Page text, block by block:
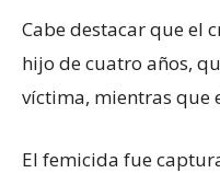
Cabe destacar que el
hijo de cuatro años,
víctima, mientras que
El femicida fue